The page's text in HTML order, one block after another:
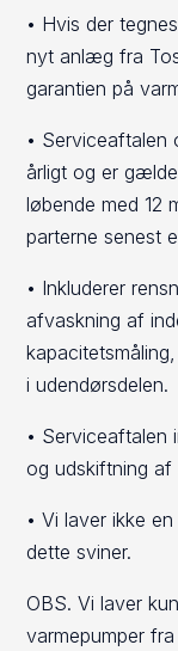
• Hvis der
nyt anlæg fra
garantien på
• Serviceaftalen
årligt og er
løbende med 12
parterne senest
• Inkluderer
afvaskning af
i udendørsdelen.
• Serviceaftalen
og udskiftning af
• Vi laver ikke
dette sviner.
OBS. Vi laver
varmepumper